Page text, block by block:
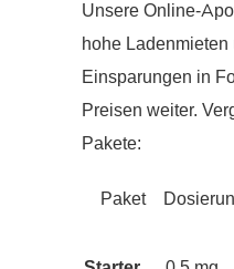
Unsere Online-
hohe
Einsparungen in
Preisen weiter.
Pakete:
Paket